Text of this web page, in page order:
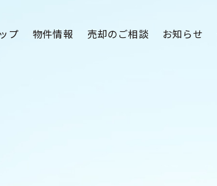
プ 物件情報 売却のご相談 お知らせ